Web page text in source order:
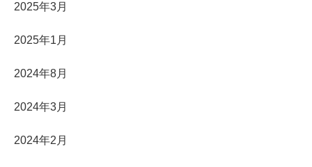
2025年3月
2025年1月
2024年8月
2024年3月
2024年2月